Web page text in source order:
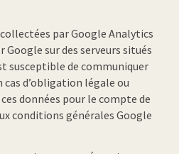
par Google Analytics
sur des serveurs situés
susceptible de communiquer
cas d’obligation légale ou
données pour le compte de
conditions générales Google